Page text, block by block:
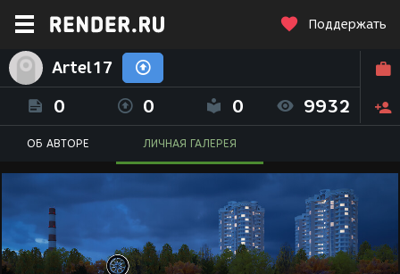
Поддержать
Artel17
0 0 0 9932
ОБ АВТОРЕ ЛИЧНАЯ ГАЛЕРЕЯ